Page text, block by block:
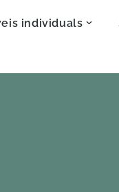
individuals